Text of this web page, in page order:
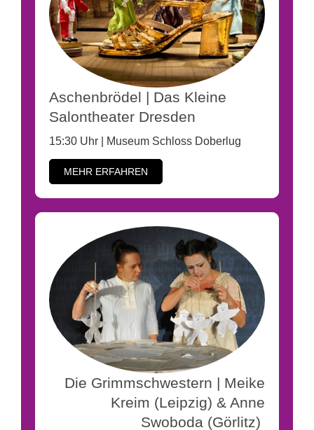
Aschenbrödel | Das Kleine
Salontheater Dresden
15:30 Uhr | Museum Schloss Doberlug
MEHR ERFAHREN
Die Grimmschwestern | Meike
Kreim (Leipzig) & Anne
Swoboda (Görlitz)